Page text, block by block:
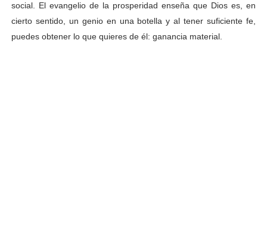
social. El evangelio de la prosperidad enseña que Dios es, en
cierto sentido, un genio en una botella y al tener suficiente fe,
puedes obtener lo que quieres de él: ganancia material.